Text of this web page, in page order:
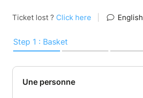
Ticket lost ? Click here English
Step 1 : Basket
Une personne